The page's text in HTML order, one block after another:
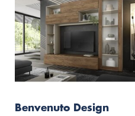
Benvenuto Design